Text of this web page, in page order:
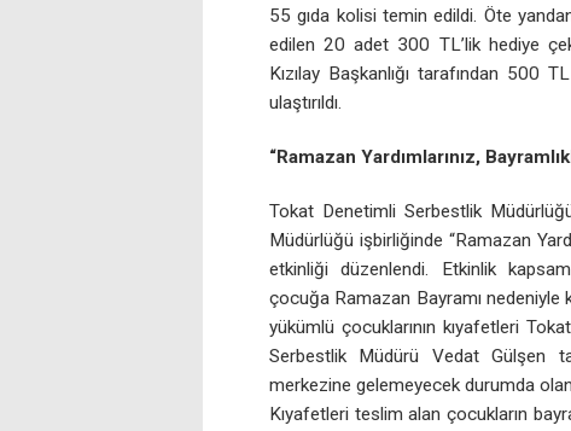
55 gıda kolisi temin edildi. Öte
edilen 20 adet 300 TL’lik hediye
Kızılay Başkanlığı tarafından
ulaştırıldı.
“Ramazan Yardımlarınız,
Tokat Denetimli Serbestlik
Müdürlüğü işbirliğinde “Ramazan
etkinliği düzenlendi. Etkinlik
çocuğa Ramazan Bayramı nedeniyle
yükümlü çocuklarının kıyafetleri
Serbestlik Müdürü Vedat Gülşen
merkezine gelemeyecek durumda
Kıyafetleri teslim alan çocukların